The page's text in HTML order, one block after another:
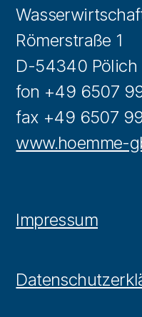
Römerstraße 1
D-54340 Pölich
fon +49 6507
fax +49 6507
www.hoemme-
Impressum